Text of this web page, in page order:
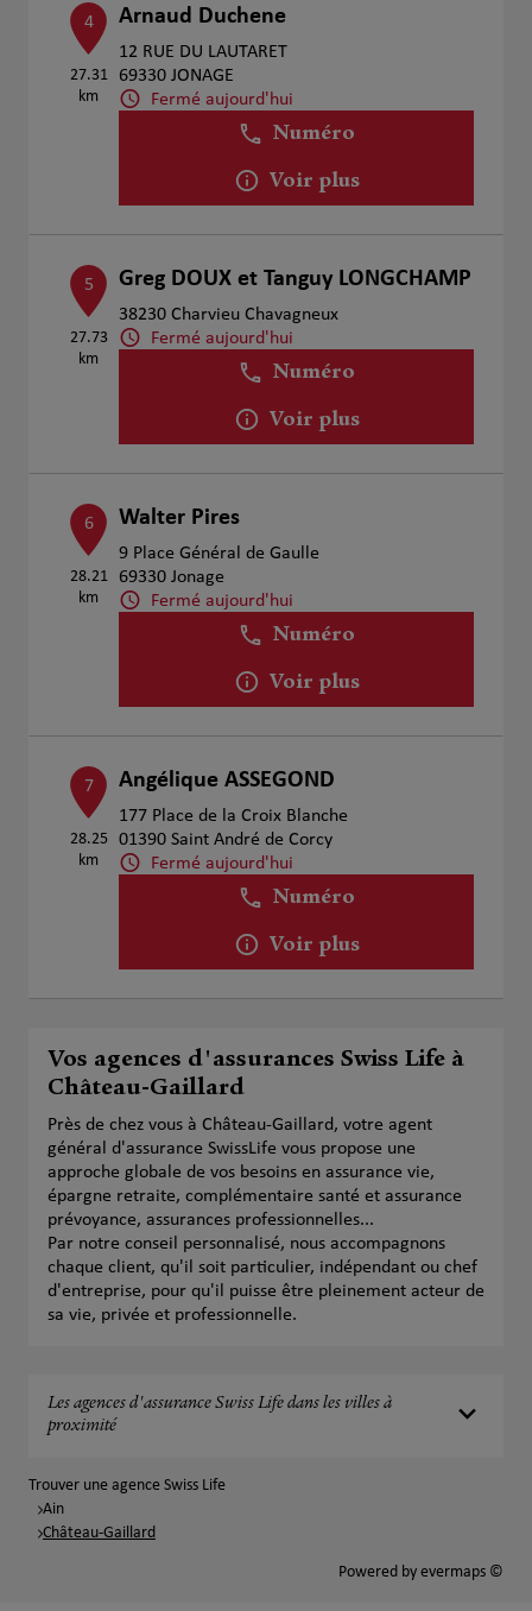
4
27.31
km
Arnaud Duchene
12 RUE DU LAUTARET
69330 JONAGE
Fermé aujourd'hui
Numéro
Voir plus
5
27.73
km
Greg DOUX et Tanguy LONGCHAMP
38230 Charvieu Chavagneux
Fermé aujourd'hui
Numéro
Voir plus
6
28.21
km
Walter Pires
9 Place Général de Gaulle
69330 Jonage
Fermé aujourd'hui
Numéro
Voir plus
7
28.25
km
Angélique ASSEGOND
177 Place de la Croix Blanche
01390 Saint André de Corcy
Fermé aujourd'hui
Numéro
Voir plus
Vos agences d'assurances Swiss Life à
Château-Gaillard
Près de chez vous à Château-Gaillard, votre agent
général d'assurance SwissLife vous propose une
approche globale de vos besoins en assurance vie,
épargne retraite, complémentaire santé et assurance
prévoyance, assurances professionnelles...
Par notre conseil personnalisé, nous accompagnons
chaque client, qu'il soit particulier, indépendant ou chef
d'entreprise, pour qu'il puisse être pleinement acteur de
sa vie, privée et professionnelle.
Les agences d'assurance Swiss Life dans les villes à
proximité
Trouver une agence Swiss Life
Ain
Château-Gaillard
Powered by evermaps ©